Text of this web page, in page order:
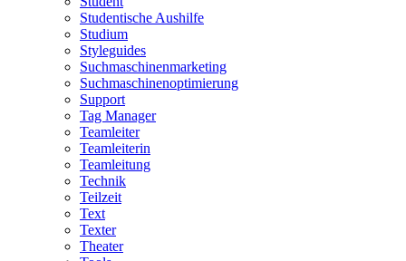
Studentische Aushilfe
Studium
Styleguides
Suchmaschinenmarketing
Suchmaschinenoptimierung
Support
Tag Manager
Teamleiter
Teamleiterin
Teamleitung
Technik
Teilzeit
Text
Texter
Theater